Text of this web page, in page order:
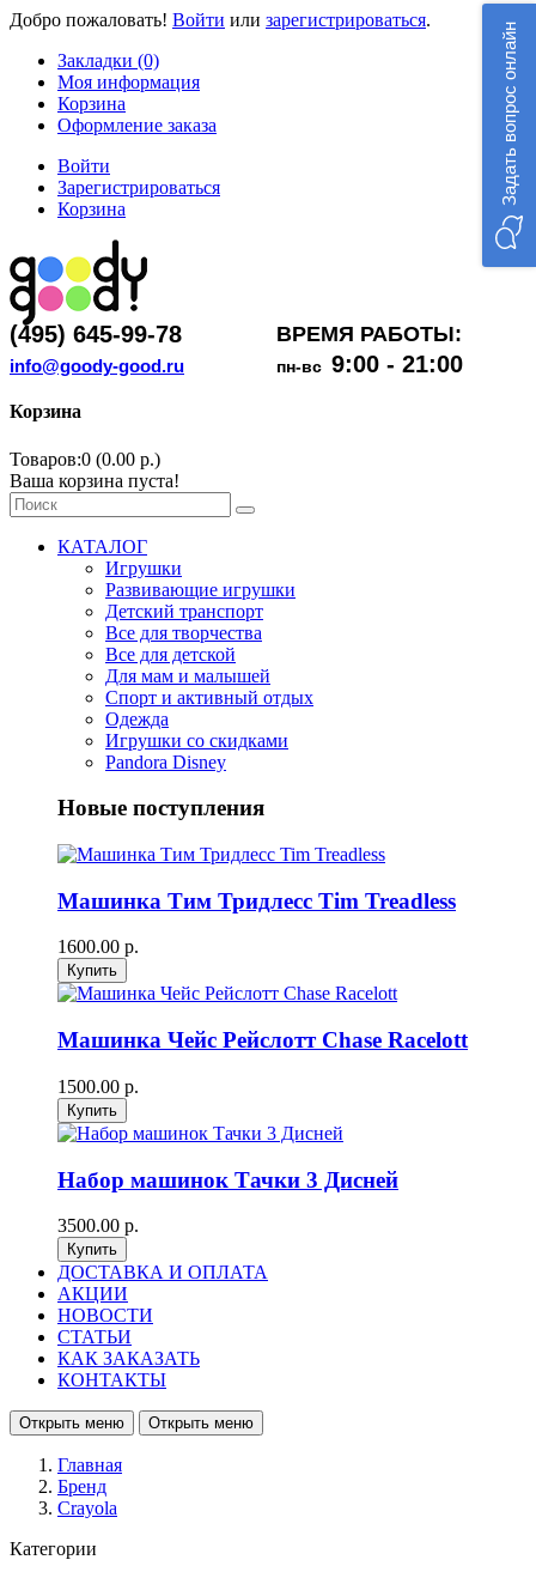
Добро пожаловать! Войти или зарегистрироваться.
Закладки (0)
Моя информация
Корзина
Оформление заказа
Войти
Зарегистрироваться
Корзина
(495) 645-99-78 ВРЕМЯ РАБОТЫ:
info@goody-good.ru пн-вс 9:00 - 21:00
Корзина
Товаров:0 (0.00 р.)
Ваша корзина пуста!
КАТАЛОГ
Игрушки
Развивающие игрушки
Детский транспорт
Все для творчества
Все для детской
Для мам и малышей
Спорт и активный отдых
Одежда
Игрушки со скидками
Pandora Disney
Новые поступления
Машинка Тим Тридлесс Tim Treadless
1600.00 р.
Машинка Чейс Рейслотт Chase Racelott
1500.00 р.
Набор машинок Тачки 3 Дисней
3500.00 р.
ДОСТАВКА И ОПЛАТА
АКЦИИ
НОВОСТИ
СТАТЬИ
КАК ЗАКАЗАТЬ
КОНТАКТЫ
Открыть меню Открыть меню
Главная
Бренд
Crayola
Категории
Задать вопрос онлайн